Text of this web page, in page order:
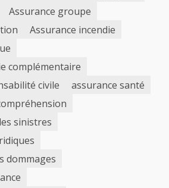
Assurance groupe
Assurance incendie
complémentaire
civile
assurance santé
sinistres
dommages